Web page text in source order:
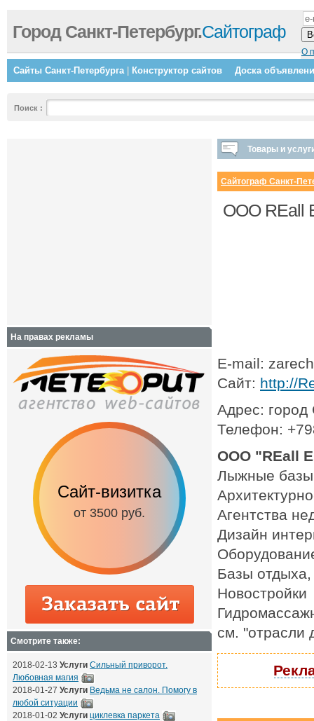
О
Город Санкт-Петербург.Сайтограф
Сайты Санкт-Петербурга| Конструктор сайтов Доска
Поиск :
Товары и
Сайтограф Санкт-
OOO REall
E-mail:
Сайт: http://
Адрес: город
Телефон:
OOO "REall
Лыжные базы
Агентства
Дизайн
Базы
Новостройки
см. "отрасли
На правах рекламы
Сайт-визитка
от 3500 руб.
Сайт с
от 6500 руб.
Смотрите также:
2018-02-13 Услуги Сильный приворот.
Любовная магия
2018-01-27 Услуги Ведьма не салон. Помогу в
любой ситуации
2018-01-02 Услуги циклевка паркета